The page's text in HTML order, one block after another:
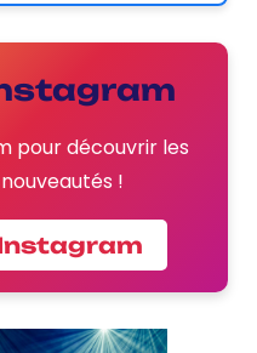
pour découvrir les
!